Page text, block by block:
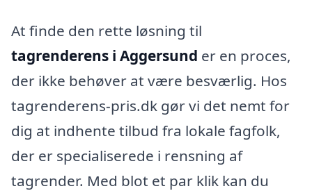
At finde den rette løsning til
tagrenderens i Aggersund er en proces,
der ikke behøver at være besværlig. Hos
tagrenderens-pris.dk gør vi det nemt for
dig at indhente tilbud fra lokale fagfolk,
der er specialiserede i rensning af
tagrender. Med blot et par klik kan du